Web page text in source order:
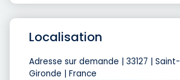
Localisation
Adresse sur demande | 33127 |
Gironde | France